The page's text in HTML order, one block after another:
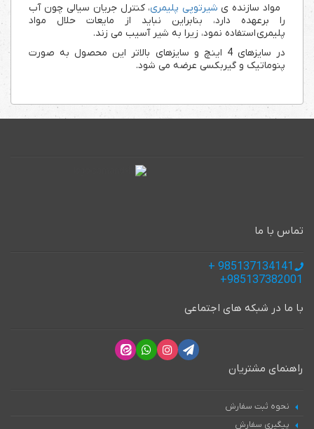
مواد سازنده ی شیرتوپی پلیمری، کنترل جریان سیالی چون آب
را برعهده دارد، بنابراین نباید از مایعات حلال مواد
پلیمری استفاده نمود، زیرا به شیر آسیب می زند.
در سایزهای 4 اینچ و سایزهای بالاتر این محصول به صورت
پنوماتیک و گیربکسی عرضه می شود.
تماس با ما
با ما در شبکه های اجتماعی
راهنمای مشتریان
نحوه ثبت سفارش
پیگیری سفارش